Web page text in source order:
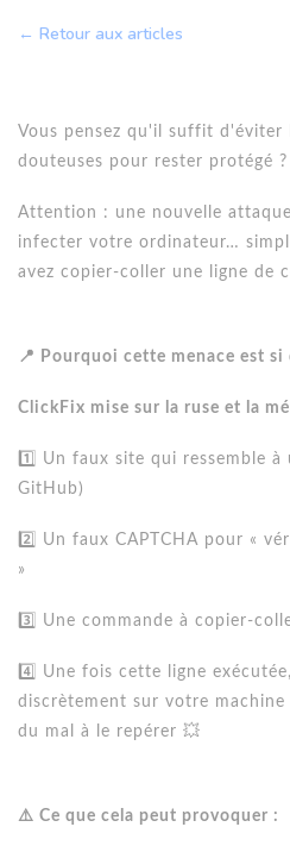
← Retour aux articles
Vous pensez qu'il suffit d'éviter
douteuses pour rester protégé ?
Attention : une nouvelle
infecter votre ordinateur…
avez copier-coller une ligne de
📍 Pourquoi cette menace est si
ClickFix mise sur la ruse et la
1️⃣ Un faux site qui ressemble
GitHub)
2️⃣ Un faux CAPTCHA pour «
»
3️⃣ Une commande à copier-
4️⃣ Une fois cette ligne
discrètement sur votre
du mal à le repérer 💥
⚠️ Ce que cela peut provoquer :